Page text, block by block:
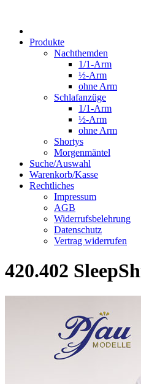
Produkte
Nachthemden
1/1-Arm
½-Arm
ohne Arm
Schlafanzüge
1/1-Arm
½-Arm
ohne Arm
Shortys
Morgenmäntel
Suche/Auswahl
Warenkorb/Kasse
Rechtliches
Impressum
AGB
Widerrufsbelehrung
Datenschutz
Vertrag widerrufen
420.402